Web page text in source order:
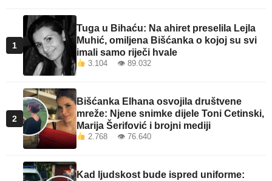
1
Tuga u Bihaću: Na ahiret preselila Lejla
Muhić, omiljena Bišćanka o kojoj su svi
imali samo riječi hvale
3.104 👁 89.032
2
Bišćanka Elhana osvojila društvene
mreže: Njene snimke dijele Toni Cetinski,
Marija Šerifović i brojni mediji
2.768 👁 76.640
Kad ljudskost bude ispred uniforme: